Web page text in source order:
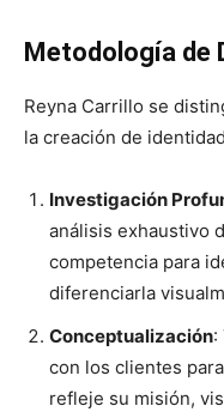
Metodología de
Reyna Carrillo se
la creación de
Investigación
análisis exhaustivo
competencia para
diferenciarla
Conceptualización:
con los clientes
refleje su misión,